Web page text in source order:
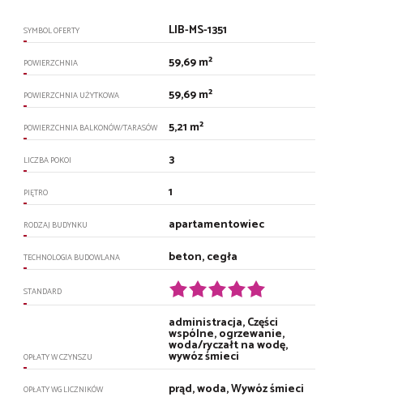
SYMBOL OFERTY LIB-MS-1351
POWIERZCHNIA 59,69 m²
POWIERZCHNIA UŻYTKOWA 59,69 m²
POWIERZCHNIA BALKONÓW/TARASÓW 5,21 m²
LICZBA POKOI 3
PIĘTRO 1
RODZAJ BUDYNKU apartamentowiec
TECHNOLOGIA BUDOWLANA beton, cegła
STANDARD
OPŁATY W CZYNSZU
administracja, Części
wspólne, ogrzewanie,
woda/ryczałt na wodę,
wywóz śmieci
OPŁATY WG LICZNIKÓW prąd, woda, Wywóz śmieci